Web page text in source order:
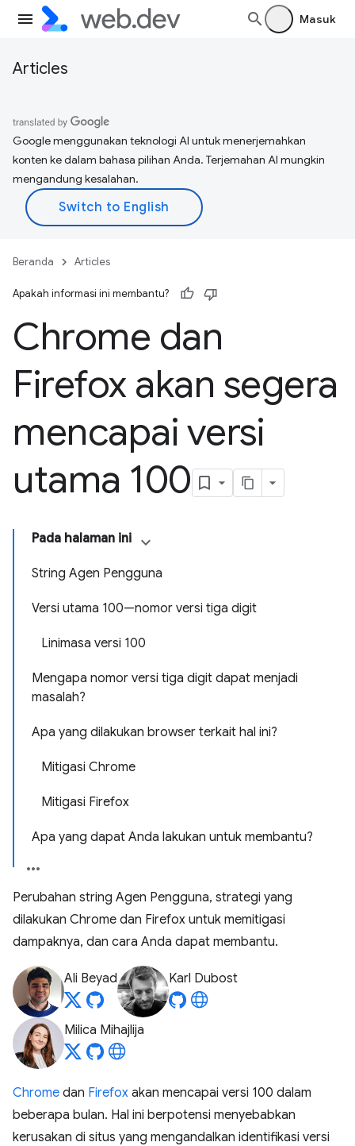
Masuk
Articles
Google menggunakan teknologi AI untuk menerjemahkan
konten ke dalam bahasa pilihan Anda. Terjemahan AI mungkin
mengandung kesalahan.
Beranda Articles
Apakah informasi ini membantu?
Chrome dan
Firefox akan segera
mencapai versi
utama 100
Pada halaman ini
String Agen Pengguna
Versi utama 100—nomor versi tiga digit
Linimasa versi 100
Mengapa nomor versi tiga digit dapat menjadi
masalah?
Apa yang dilakukan browser terkait hal ini?
Mitigasi Chrome
Mitigasi Firefox
Apa yang dapat Anda lakukan untuk membantu?
Perubahan string Agen Pengguna, strategi yang
dilakukan Chrome dan Firefox untuk memitigasi
dampaknya, dan cara Anda dapat membantu.
Ali Beyad Karl Dubost
Milica Mihajlija
Chrome dan Firefox akan mencapai versi 100 dalam
beberapa bulan. Hal ini berpotensi menyebabkan
kerusakan di situs yang mengandalkan identifikasi versi